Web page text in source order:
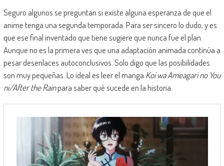
Seguro algunos se preguntan si existe alguna esperanza de que el
anime tenga una segunda temporada. Para ser sincero lo dudo, y es
que ese final inventado que tiene sugiere que nunca fue el plan.
Aunque no es la primera ves que una adaptación animada continúa a
pesar desenlaces autoconclusivos. Solo digo que las posibilidades
son muy pequeñas. Lo ideal es leer el manga Koi wa Ameagari no You
ni/After the Rainpara saber qué sucede en la historia.